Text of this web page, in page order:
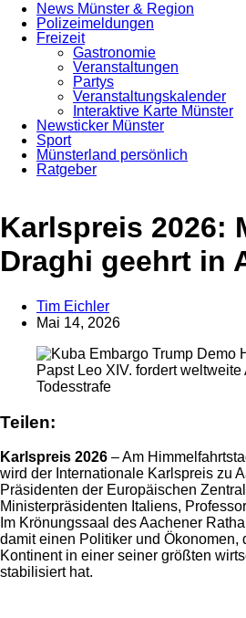
News Münster & Region
Polizeimeldungen
Freizeit
Gastronomie
Veranstaltungen
Partys
Veranstaltungskalender
Interaktive Karte Münster
Newsticker Münster
Sport
Münsterland persönlich
Ratgeber
Anzeige
Karlspreis 2026:
Draghi geehrt in
Tim Eichler
Mai 14, 2026
Papst Leo XIV. fordert
Todesstrafe
Teilen:
Karlspreis 2026 – Am
wird der Internationale Karlspreis zu
Präsidenten der Europäischen
Ministerpräsidenten Italiens,
Im Krönungssaal des Aachener
damit einen Politiker und Ökonomen,
Kontinent in einer seiner größten
stabilisiert hat.